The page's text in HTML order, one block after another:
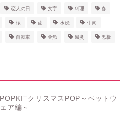
恋人の日 文字 料理 春
桜 歯 水没 牛肉
自転車 金魚 鍼灸 黒板
POPKITクリスマスPOP～ペットウ
ェア編～